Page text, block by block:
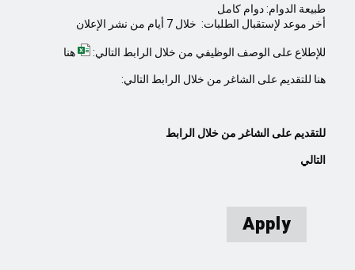
طبيعة الدوام: دوام كامل
أخر موعد لإستقبال الطلبات: خلال7 أيام من نشر الإعلان
للإطلاع على الوصف الوظيفي من خلال الرابط التالي:
هنا
للتقديم على الشاغر من خلال الرابط التالي: هنا
للتقديم على الشاغر من خلال الرابط
التالي
Apply